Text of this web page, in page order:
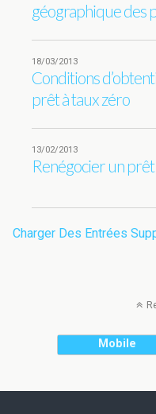
géographique des
18/03/2013
Conditions
prêt à taux zéro
13/02/2013
Renégocier un
Charger Des Entrées
Mobile